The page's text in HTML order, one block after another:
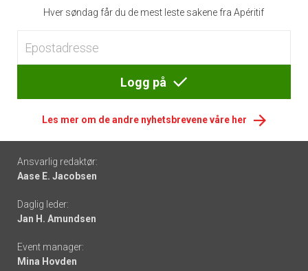
Hver søndag får du de mest leste sakene fra Apéritif
Logg på
Les mer om de andre nyhetsbrevene våre her
Footer
-
links
Ansvarlig redaktør:
Aase E. Jacobsen
Daglig leder:
Jan H. Amundsen
Event manager:
Mina Hovden